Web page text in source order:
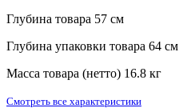
Глубина товара 57 см
Глубина упаковки товара 64 см
Масса товара (нетто) 16.8 кг
Смотреть все характеристики